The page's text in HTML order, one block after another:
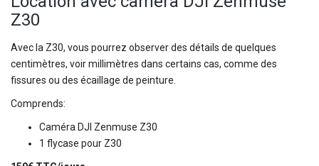
Z30
Avec la Z30, vous pourrez observer des détails de quelques
centimètres, voir millimètres dans certains cas, comme des
fissures ou des écaillage de peinture.
Comprends:
Caméra DJI Zenmuse Z30
1 flycase pour Z30